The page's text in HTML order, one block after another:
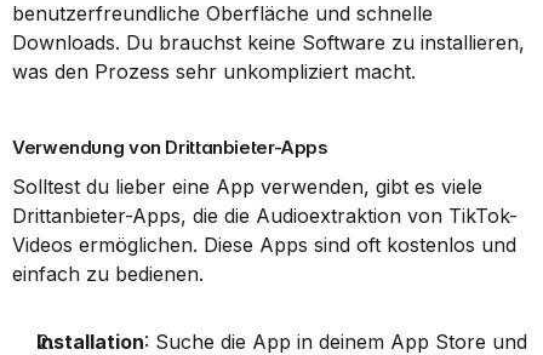
benutzerfreundliche Oberfläche und schnelle
Downloads. Du brauchst keine Software zu installieren,
was den Prozess sehr unkompliziert macht.
Verwendung von Drittanbieter-Apps
Solltest du lieber eine App verwenden, gibt es viele
Drittanbieter-Apps, die die Audioextraktion von TikTok-
Videos ermöglichen. Diese Apps sind oft kostenlos und
einfach zu bedienen.
Installation: Suche die App in deinem App Store und